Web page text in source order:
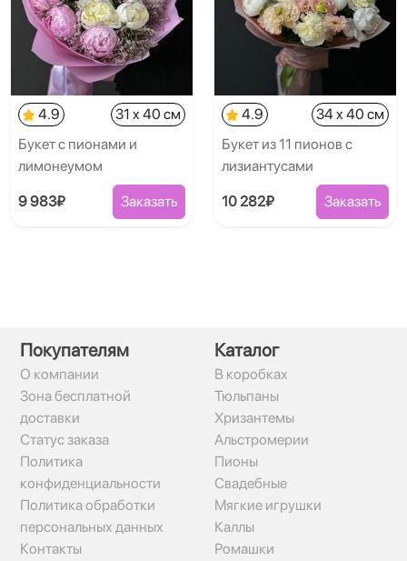
4.9
31 x 40 см
Букет с пионами и
лимонеумом
9 983₽ Заказать
4.9
34 x 40 см
Букет из 11 пионов с
лизиантусами
10 282₽ Заказать
Покупателям
О компании
Зона бесплатной
доставки
Статус заказа
Политика
конфиденциальности
Политика обработки
персональных данных
Контакты
Каталог
В коробках
Тюльпаны
Хризантемы
Альстромерии
Пионы
Свадебные
Мягкие игрушки
Каллы
Ромашки